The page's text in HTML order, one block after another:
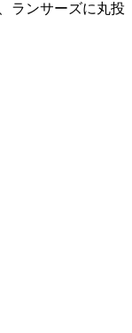
ランサーズに丸投